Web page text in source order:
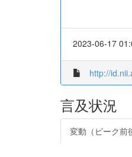
2023-06-17
http://
言及状況
変動（ピーク前